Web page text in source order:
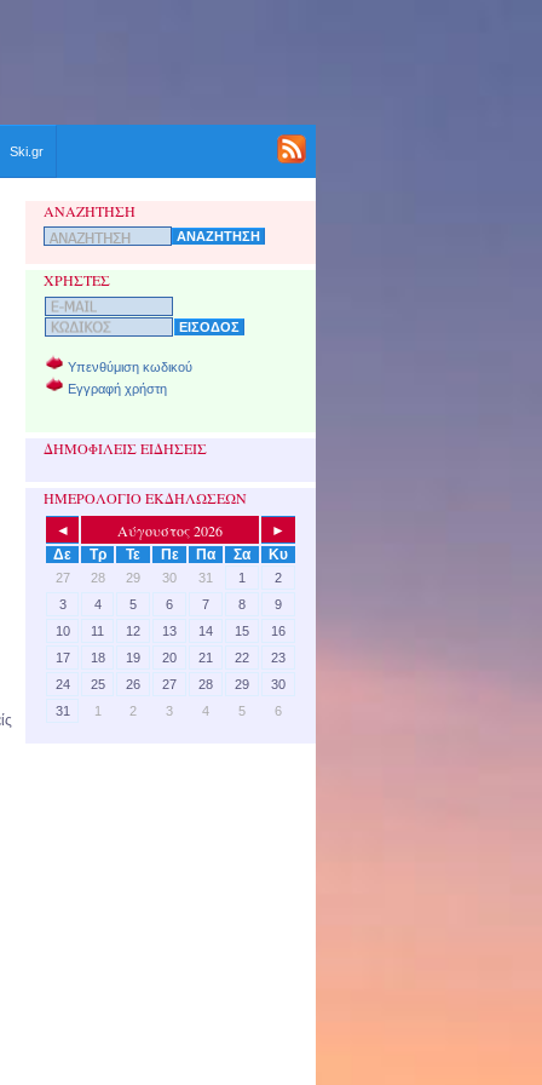
Ski.gr
ΑΝΑΖΗΤΗΣΗ
ΧΡΗΣΤΕΣ
Υπενθύμιση κωδικού
Εγγραφή χρήστη
ΔΗΜΟΦΙΛΕΙΣ ΕΙΔΗΣΕΙΣ
ΗΜΕΡΟΛΟΓΙΟ ΕΚΔΗΛΩΣΕΩΝ
◄ Αύγουστος 2026
►
Δε
Τρ Τε Πε Πα Σα Κυ
27 28 29 30 31 1
2
3
4 5 6 7 8
9
10
11 12 13 14 15
16
17
18 19 20 21 22
23
24
25 26 27 28 29
30
31
1 2 3 4 5 6